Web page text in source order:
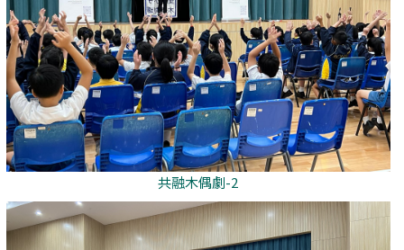
共融木偶劇-2